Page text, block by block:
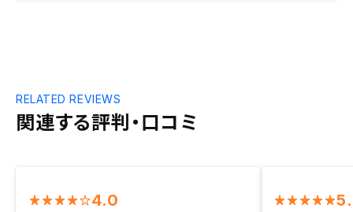
関連する評判・口コミ
RELATED REVIEWS
4.0